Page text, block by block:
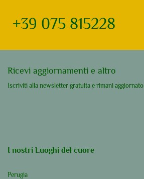
+39 075 815228
Ricevi aggiornamenti e altro
Iscriviti alla newsletter gratuita e rimani aggiornato
I nostri Luoghi del cuore
Perugia